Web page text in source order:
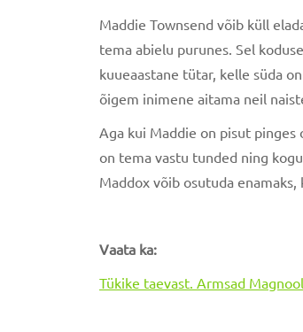
Maddie Townsend võib küll
tema abielu purunes. Sel
kuueaastane tütar, kelle süda
õigem inimene aitama neil
Aga kui Maddie on pisut pinges
on tema vastu tunded ning
Maddox võib osutuda enamaks,
Vaata ka:
Tükike taevast. Armsad